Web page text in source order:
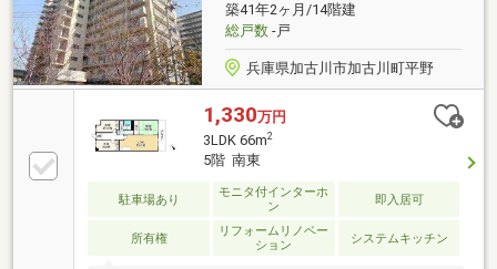
築41年2ヶ月/14階建
総戸数-戸
兵庫県加古川市加古川町平野
1,330万円
3LDK 66m2
5階 南東
駐車場あり
モニタ付インターホ
ン
即入居可
所有権
リフォームリノベー
ション
システムキッチン